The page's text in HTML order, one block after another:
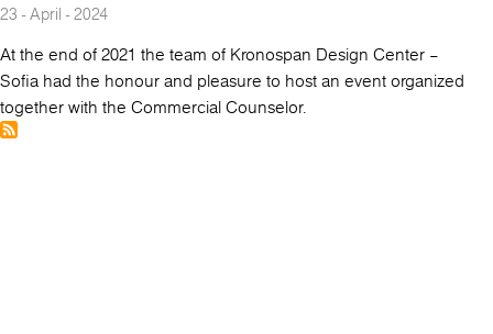
23 - April - 2024
At the end of 2021 the team of Kronospan Design Center –
Sofia had the honour and pleasure to host an event organized
together with the Commercial Counselor.